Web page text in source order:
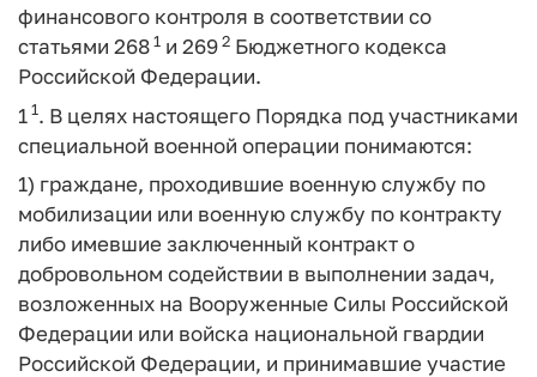
финансового контроля в соответствии со
статьями 268 1 и 269 2 Бюджетного кодекса
Российской Федерации.
1 1. В целях настоящего Порядка подучастниками
специальной военной операции понимаются:
1) граждане, проходившие военную службу по
мобилизации или военную службу по контракту
либо имевшие заключенный контракт о
добровольном содействии в выполнении задач,
возложенных на Вооруженные Силы Российской
Федерации или войска национальной гвардии
Российской Федерации, и принимавшие участие